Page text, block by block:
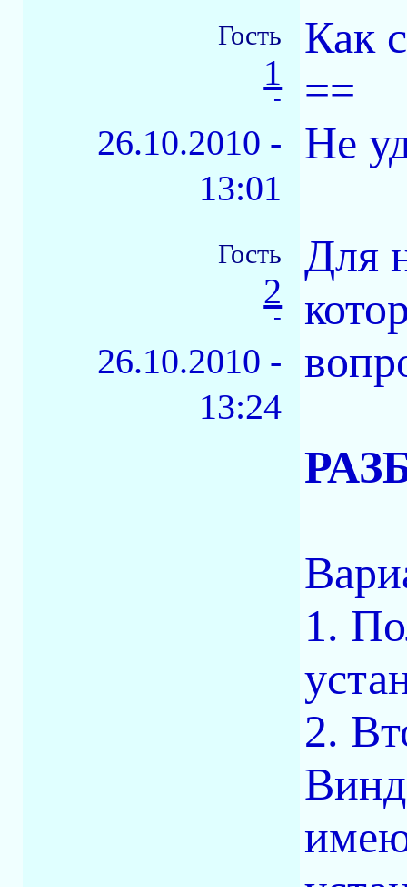
Гость
1
-
26.10.2010 -
13:01
Как
==
Не
Гость
2
-
26.10.2010 -
13:24
Для
1.
2.